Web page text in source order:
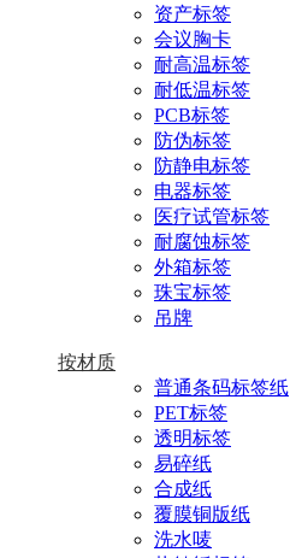
资产标签
会议胸卡
耐高温标签
耐低温标签
PCB标签
防伪标签
防静电标签
电器标签
医疗试管标签
耐腐蚀标签
外箱标签
珠宝标签
吊牌
按材质
普通条码标签纸
PET标签
透明标签
易碎纸
合成纸
覆膜铜版纸
洗水唛